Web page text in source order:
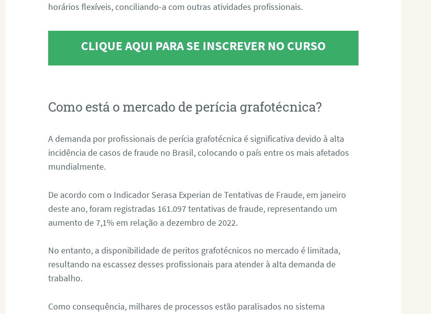
horários flexíveis, conciliando-a com outras atividades profissionais.
CLIQUE AQUI PARA SE INSCREVER NO CURSO
Como está o mercado de perícia grafotécnica?
A demanda por profissionais de perícia grafotécnica é significativa devido à alta
incidência de casos de fraude no Brasil, colocando o país entre os mais afetados
mundialmente.
De acordo com o Indicador Serasa Experian de Tentativas de Fraude, em janeiro
deste ano, foram registradas 161.097 tentativas de fraude, representando um
aumento de 7,1% em relação a dezembro de 2022.
No entanto, a disponibilidade de peritos grafotécnicos no mercado é limitada,
resultando na escassez desses profissionais para atender à alta demanda de
trabalho.
Como consequência, milhares de processos estão paralisados no sistema